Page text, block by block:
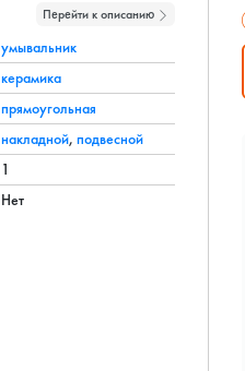
Перейти к описанию
умывальник
керамика
прямоугольная
накладной, подвесной
1
Нет